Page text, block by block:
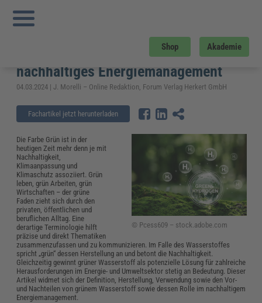
Shop Akademie
Sie sind hier:
Wasserstoff: Schlüsselkomponente für nachhaltiges Energiemanagement
Schlüsselkomponente für
nachhaltiges Energiemanagement
04.03.2024 | J. Morelli – Online Redaktion, Forum Verlag Herkert GmbH
Fachartikel jetzt herunterladen
© Pcess609 – stock.adobe.com
Die Farbe Grün ist in der
heutigen Zeit mehr denn je mit
Nachhaltigkeit,
Klimaanpassung und
Klimaschutz assoziiert. Grün
leben, grün Arbeiten, grün
Wirtschaften – der grüne
Faden zieht sich durch den
privaten, öffentlichen und
beruflichen Alltag. Eine
derartige Terminologie hilft
präzise und direkt Thematiken
zusammenzufassen und zu kommunizieren. Im Falle des Wasserstoffes
spricht „grün“ dessen Herstellung an und betont die Nachhaltigkeit.
Gleichzeitig gewinnt grüner Wasserstoff als potenzielle Lösung für zahlreiche
Herausforderungen im Energie- und Umweltsektor stetig an Bedeutung. Dieser
Artikel widmet sich der Definition, Herstellung, Verwendung sowie den Vor-
und Nachteilen von grünem Wasserstoff sowie dessen Rolle im nachhaltigem
Energiemanagement.